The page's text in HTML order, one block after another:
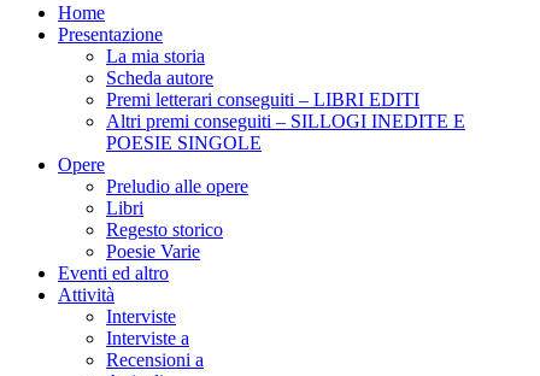
Home
Presentazione
La mia storia
Scheda autore
Premi letterari conseguiti – LIBRI EDITI
Altri premi conseguiti – SILLOGI INEDITE E
POESIE SINGOLE
Opere
Preludio alle opere
Libri
Regesto storico
Poesie Varie
Eventi ed altro
Attività
Interviste
Interviste a
Recensioni a